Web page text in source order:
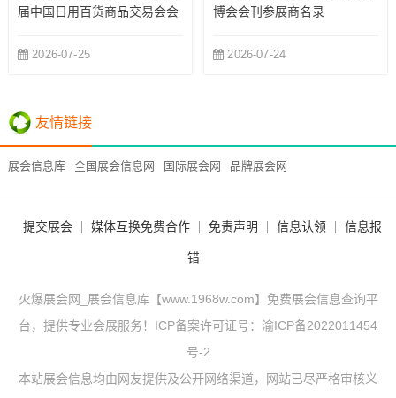
届中国日用百货商品交易会会
2026-07-25
博会会刊参展商名录
2026-07-24
友情链接
展会信息库 全国展会信息网 国际展会网 品牌展会网
提交展会 媒体互换免费合作 免责声明 信息认领 信息报
错
火爆展会网_展会信息库【www.1968w.com】免费展会信息查询平
台，提供专业会展服务！ICP备案许可证号： 渝ICP备2022011454
号-2
本站展会信息均由网友提供及公开网络渠道，网站已尽严格审核义